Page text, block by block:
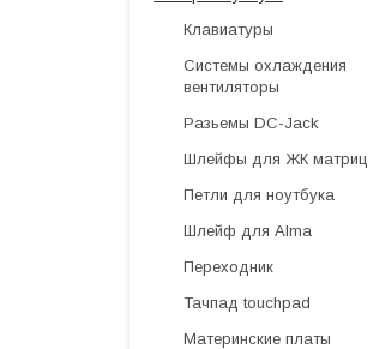
Клавиатуры
Системы охлаждения
вентиляторы
Разьемы DC-Jack
Шлейфы для ЖК матриц
Петли для ноутбука
Шлейф для Alma
Переходник
Тачпад touchpad
Материнские платы